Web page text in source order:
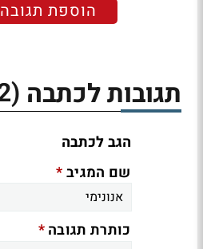
הוספת תגובה
תגובות לכתבה (2)
הגב לכתבה
שם המגיב*
כותרת תגובה*